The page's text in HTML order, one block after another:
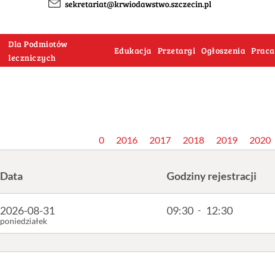
sekretariat@krwiodawstwo.szczecin.pl
Dla Podmiotów
leczniczych
Edukacja Przetargi Ogłoszenia Praca
0 2016 2017 2018 2019 2020
Data Godziny rejestracji
2026-08-31
poniedziałek
09:30 - 12:30